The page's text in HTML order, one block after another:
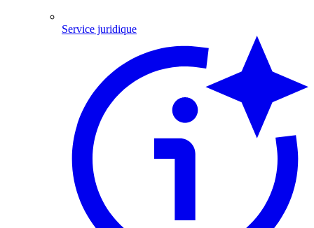
Service juridique